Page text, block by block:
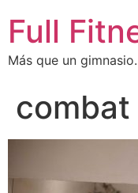
Full
Más que un gimnasio.
combat